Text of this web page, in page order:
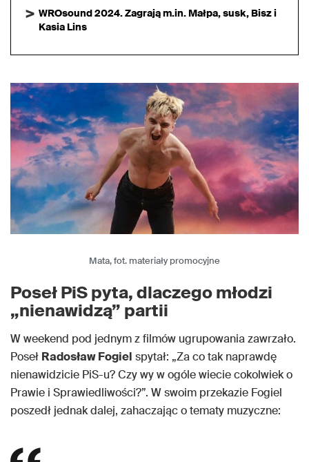
WROsound 2024. Zagrają m.in. Małpa, susk, Bisz i
Kasia Lins
Mata, fot. materiały promocyjne
Poseł PiS pyta, dlaczego młodzi
„nienawidzą” partii
W weekend pod jednym z filmów ugrupowania zawrzało.
Poseł Radosław Fogiel spytał: „Za co tak naprawdę
nienawidzicie PiS-u? Czy wy w ogóle wiecie cokolwiek o
Prawie i Sprawiedliwości?”. W swoim przekazie Fogiel
poszedł jednak dalej, zahaczając o tematy muzyczne: